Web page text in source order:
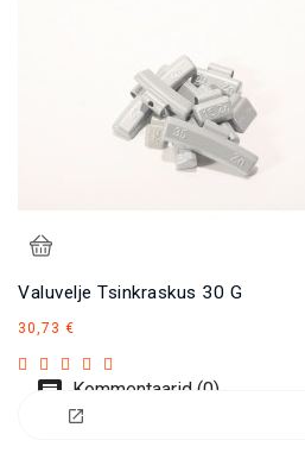
Valuvelje Tsinkraskus 30 G
30,73 €
Kommentaarid (0)